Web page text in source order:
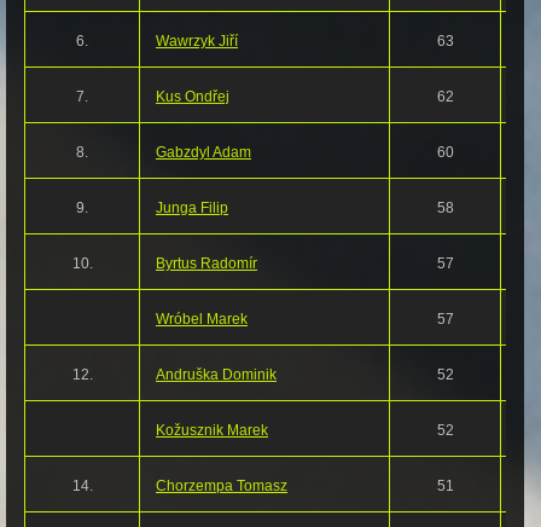
6. Wawrzyk Jiří 63
7. Kus Ondřej 62
8. Gabzdyl Adam 60
9. Junga Filip 58
10. Byrtus Radomír 57
Wróbel Marek 57
12. Andruška Dominik 52
Kožusznik Marek 52
14. Chorzempa Tomasz 51